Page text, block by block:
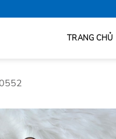
TRANG CHỦ